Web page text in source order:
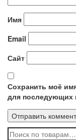
Имя
Email
Сайт
Сохранить моё
для последующих
Искать: